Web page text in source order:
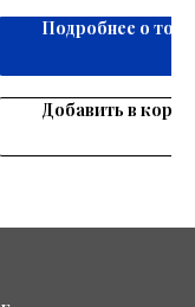
Подробнее о
Добавить в